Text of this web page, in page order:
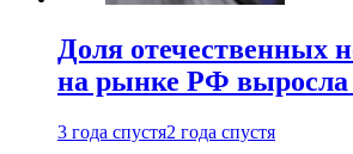
Доля отечественных
на рынке РФ выросла
3 года спустя2 года спустя